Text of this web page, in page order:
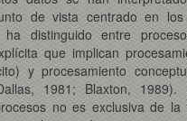
de vista centrado en
distinguido entre
que implican
y procesamiento
1981; Blaxton, 1989).
no es exclusiva de la